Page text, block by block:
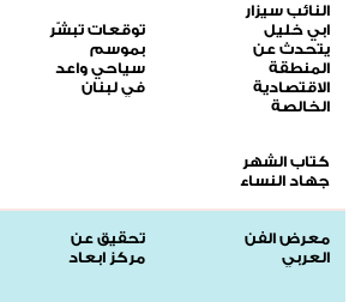
النائب سيزار
ابي خليل
يتحدث عن
المنطقة
الاقتصادية
الخالصة
توقعات تبشّر
بموسم
سياحي واعد
في لبنان
كتاب الشهر
جهاد النساء
معرض الفن
العربي
تحقيق عن
مركز ابعاد